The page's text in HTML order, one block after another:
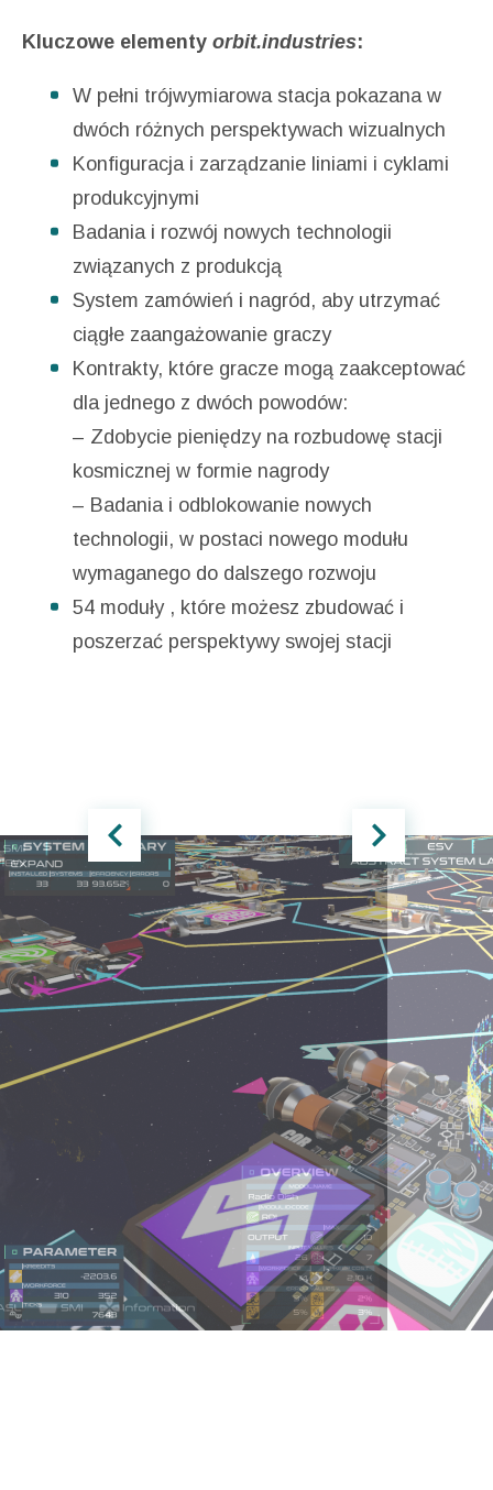
Kluczowe elementy orbit.industries:
W pełni trójwymiarowa stacja pokazana w
dwóch różnych perspektywach wizualnych
Konfiguracja i zarządzanie liniami i cyklami
produkcyjnymi
Badania i rozwój nowych technologii
związanych z produkcją
System zamówień i nagród, aby utrzymać
ciągłe zaangażowanie graczy
Kontrakty, które gracze mogą zaakceptować
dla jednego z dwóch powodów:
– Zdobycie pieniędzy na rozbudowę stacji
kosmicznej w formie nagrody
– Badania i odblokowanie nowych
technologii, w postaci nowego modułu
wymaganego do dalszego rozwoju
54 moduły , które możesz zbudować i
poszerzać perspektywy swojej stacji